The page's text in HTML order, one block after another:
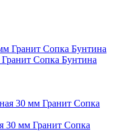
Сопка Бунтина
30 мм Гранит Сопка